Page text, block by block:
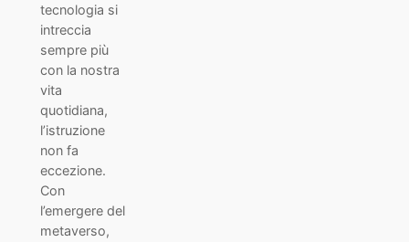
tecnologia si
intreccia
sempre più
con la nostra
vita
quotidiana,
l’istruzione
non fa
eccezione.
Con
l’emergere del
metaverso,